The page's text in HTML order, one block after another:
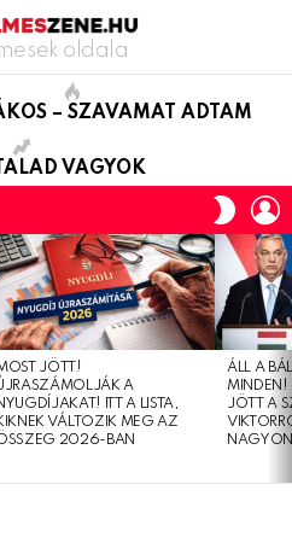
oldala
– SZAVAMAT ADTAM
VAGYOK
SKIN
JÖTT!
A
ITT A LISTA,
VÁLTOZIK MEG AZ
2026-BAN
ÁLL A
MINDEN!
JÖTT A